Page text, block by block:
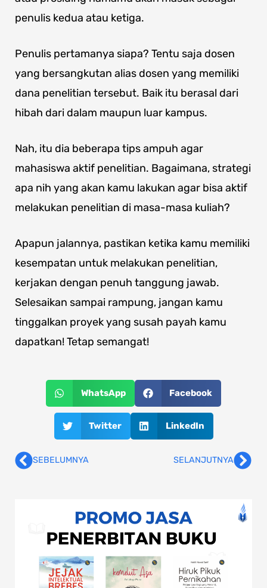
penulis kedua atau ketiga.
Penulis pertamanya siapa? Tentu saja dosen
yang bersangkutan alias dosen yang memiliki
dana penelitian tersebut. Baik itu berasal dari
hibah dari dalam maupun luar kampus.
Nah, itu dia beberapa tips ampuh agar
mahasiswa aktif penelitian. Bagaimana, strategi
apa nih yang akan kamu lakukan agar bisa aktif
melakukan penelitian di masa-masa kuliah?
Apapun jalannya, pastikan ketika kamu memiliki
kesempatan untuk melakukan penelitian,
kerjakan dengan penuh tanggung jawab.
Selesaikan sampai rampung, jangan kamu
tinggalkan proyek yang susah payah kamu
dapatkan! Tetap semangat!
WhatsApp Facebook
Twitter LinkedIn
PrevSEBELUMNYA SELANJUTNYA